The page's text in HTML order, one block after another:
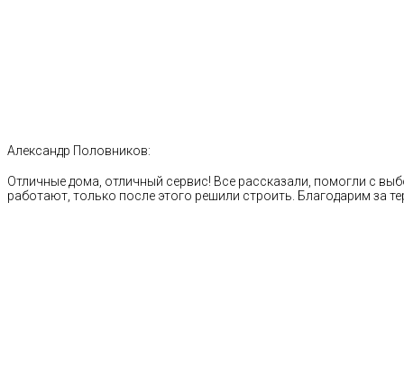
Александр Половников:
Отличные дома, отличный сервис! Все рассказали, помогли с
работают, только после этого решили строить. Благодарим за